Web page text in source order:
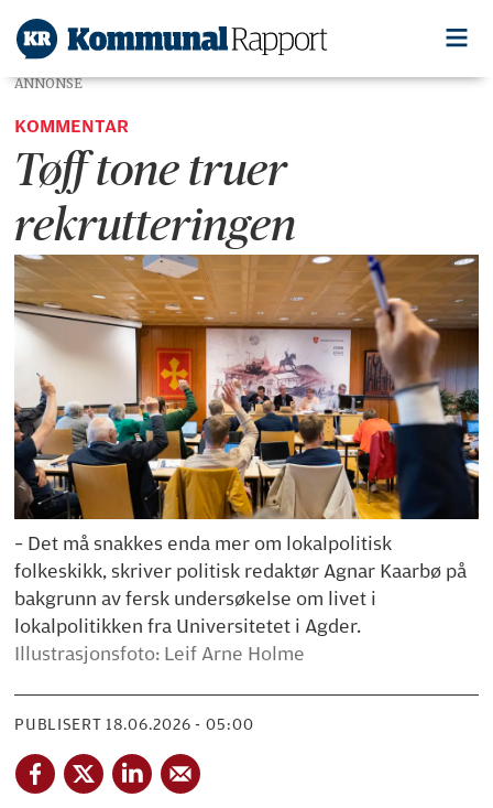
ANNONSE
KOMMENTAR
Tøff tone truer
rekrutteringen
– Det må snakkes enda mer om lokalpolitisk
folkeskikk, skriver politisk redaktør Agnar Kaarbø på
bakgrunn av fersk undersøkelse om livet i
lokalpolitikken fra Universitetet i Agder.
Illustrasjonsfoto: Leif Arne Holme
PUBLISERT 18.06.2026 - 05:00